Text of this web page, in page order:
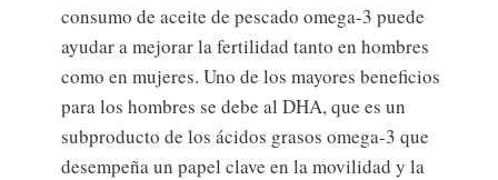
consumo de aceite de pescado omega-3 puede
ayudar a mejorar la fertilidad tanto en hombres
como en mujeres. Uno de los mayores beneficios
para los hombres se debe al DHA, que es un
subproducto de los ácidos grasos omega-3 que
desempeña un papel clave en la movilidad y la